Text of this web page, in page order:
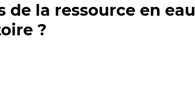
la ressource en eau
?